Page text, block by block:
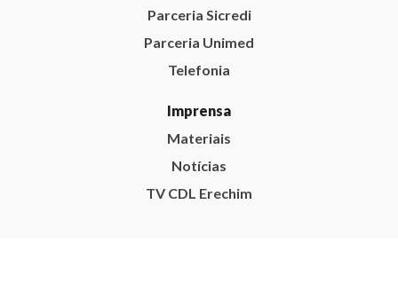
Parceria Sicredi
Parceria Unimed
Telefonia
Imprensa
Materiais
Notícias
TV CDL Erechim